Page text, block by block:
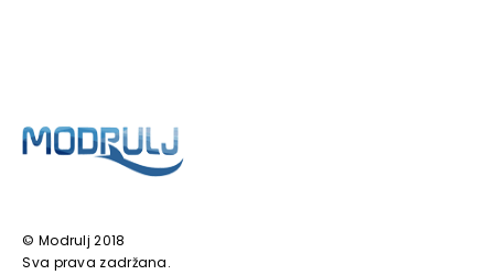
© Modrulj 2018
Sva prava zadržana.